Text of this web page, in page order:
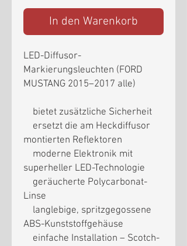
In den Warenkorb
LED-Diffusor-
Markierungsleuchten (FORD
MUSTANG 2015–2017 alle)
bietet zusätzliche Sicherheit
ersetzt die am Heckdiffusor
montierten Reflektoren
moderne Elektronik mit
superheller LED-Technologie
geräucherte Polycarbonat-
Linse
langlebige, spritzgegossene
ABS-Kunststoffgehäuse
einfache Installation – Scotch-